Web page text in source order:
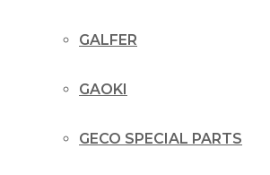
GALFER
GAOKI
GECO SPECIAL PARTS